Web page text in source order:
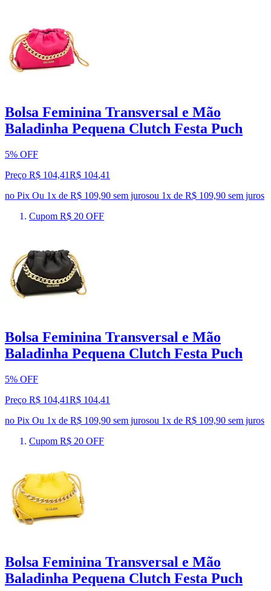
Bolsa Feminina Transversal e Mão
Baladinha Pequena Clutch Festa Puch
5% OFF
Preço R$ 104,41R$ 104,41
no Pix Ou 1x de R$ 109,90 sem jurosou 1x de R$ 109,90 sem juros
Cupom R$ 20 OFF
Bolsa Feminina Transversal e Mão
Baladinha Pequena Clutch Festa Puch
5% OFF
Preço R$ 104,41R$ 104,41
no Pix Ou 1x de R$ 109,90 sem jurosou 1x de R$ 109,90 sem juros
Cupom R$ 20 OFF
Bolsa Feminina Transversal e Mão
Baladinha Pequena Clutch Festa Puch